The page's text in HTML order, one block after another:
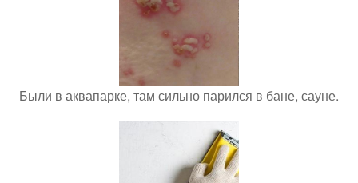
Были в аквапарке, там сильно парился в бане, сауне.